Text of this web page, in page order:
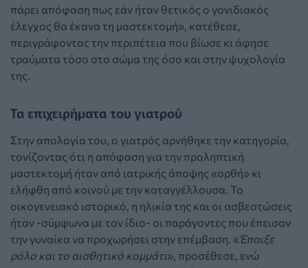
πάρει απόφαση πως εάν ήταν θετικός ο γονιδιακός
έλεγχος θα έκανα τη μαστεκτομή», κατέθεσε,
περιγράφοντας την περιπέτεια που βίωσε κι άφησε
τραύματα τόσο στο σώμα της όσο και στην ψυχολογία
της.
Τα επιχειρήματα του γιατρού
Στην απολογία του, ο γιατρός αρνήθηκε την κατηγορία,
τονίζοντας ότι η απόφαση για την προληπτική
μαστεκτομή ήταν από ιατρικής άποψης «ορθή» κι
ελήφθη από κοινού με την καταγγέλλουσα. Το
οικογενειακό ιστορικό, η ηλικία της και οι ασβεστώσεις
ήταν -σύμφωνα με τον ίδιο- οι παράγοντες που έπεισαν
την γυναίκα να προχωρήσει στην επέμβαση. «Έπαιξε
ρόλο και το αισθητικό κομμάτι», προσέθεσε, ενώ